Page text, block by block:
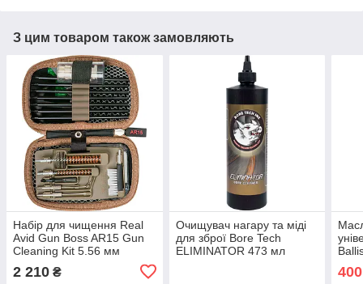
З цим товаром також замовляють
Набір для чищення Real
Avid Gun Boss AR15 Gun
Cleaning Kit 5.56 мм
АКС74
2 210 ₴
Очищувач нагару та міді
для зброї Bore Tech
ELIMINATOR 473 мл
400